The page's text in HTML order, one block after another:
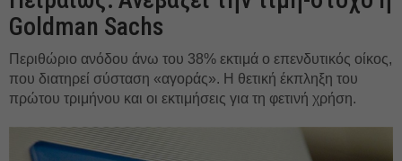
Goldman Sachs
Περιθώριο ανόδου άνω του 38% εκτιμά ο επενδυτικός οίκος,
που διατηρεί σύσταση «αγοράς». Η θετική έκπληξη του
πρώτου τριμήνου και οι εκτιμήσεις για τη φετινή χρήση.